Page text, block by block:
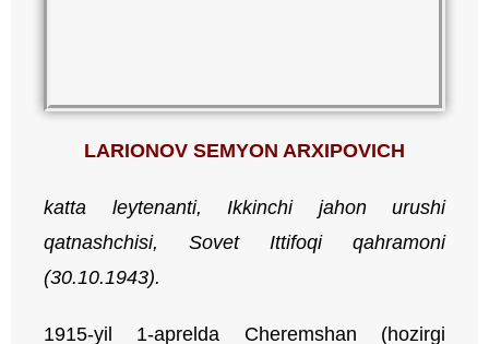
LARIONOV SEMYON ARXIPOVICH
katta leytenanti, Ikkinchi jahon urushi
qatnashchisi, Sovet Ittifoqi qahramoni
(30.10.1943).
1915-yil 1-aprelda Cheremshan (hozirgi